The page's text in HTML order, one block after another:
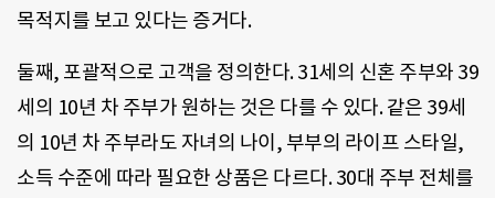
목적지를 보고 있다는 증거다.
둘째, 포괄적으로 고객을 정의한다. 31세의 신혼 주부와 39
세의 10년 차 주부가 원하는 것은 다를 수 있다. 같은 39세
의 10년 차 주부라도 자녀의 나이, 부부의 라이프 스타일,
소득 수준에 따라 필요한 상품은 다르다. 30대 주부 전체를